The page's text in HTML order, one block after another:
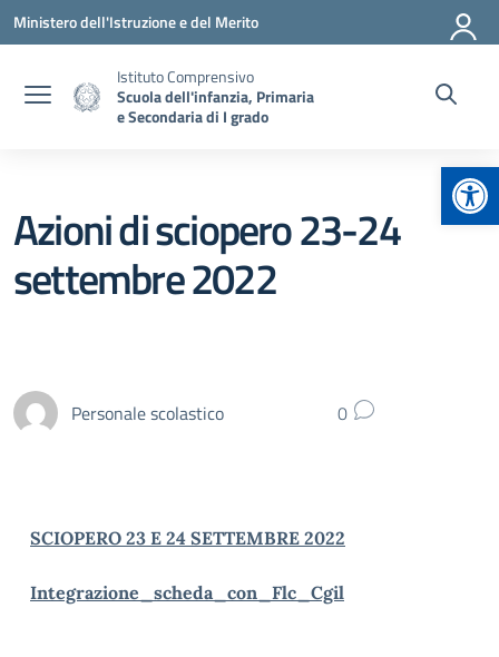
Vai ai contenuti
Vai al menu di navigazione
Vai al footer
Ministero dell'Istruzione e del Merito
Istituto Comprensivo
Scuola dell'infanzia, Primaria
e Secondaria di I grado
Azioni di sciopero 23-24
settembre 2022
Personale scolastico 0
SCIOPERO 23 E 24 SETTEMBRE 2022
Integrazione_scheda_con_Flc_Cgil